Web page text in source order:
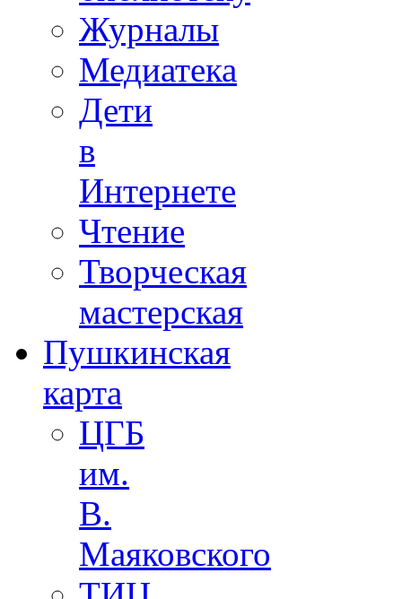
Журналы
Медиатека
Дети
в
Интернете
Чтение
Творческая
мастерская
Пушкинская
карта
ЦГБ
им.
В.
Маяковского